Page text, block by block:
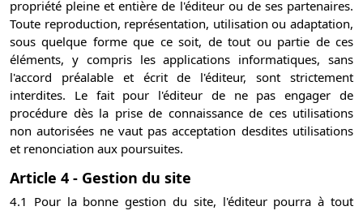
propriété pleine et entière de l'éditeur ou de ses partenaires.
Toute reproduction, représentation, utilisation ou adaptation,
sous quelque forme que ce soit, de tout ou partie de ces
éléments, y compris les applications informatiques, sans
l'accord préalable et écrit de l'éditeur, sont strictement
interdites. Le fait pour l'éditeur de ne pas engager de
procédure dès la prise de connaissance de ces utilisations
non autorisées ne vaut pas acceptation desdites utilisations
et renonciation aux poursuites.
Article 4 - Gestion du site
4.1 Pour la bonne gestion du site, l'éditeur pourra à tout